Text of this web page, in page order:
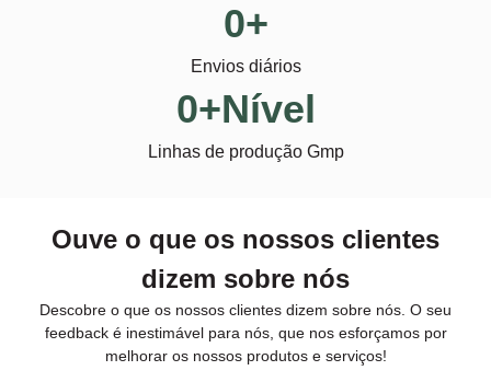
Envios diários
0+
Linhas de produção Gmp
0+Nível
Ouve o que os nossos clientes
dizem sobre nós
Descobre o que os nossos clientes dizem sobre nós. O seu
feedback é inestimável para nós, que nos esforçamos por
melhorar os nossos produtos e serviços!